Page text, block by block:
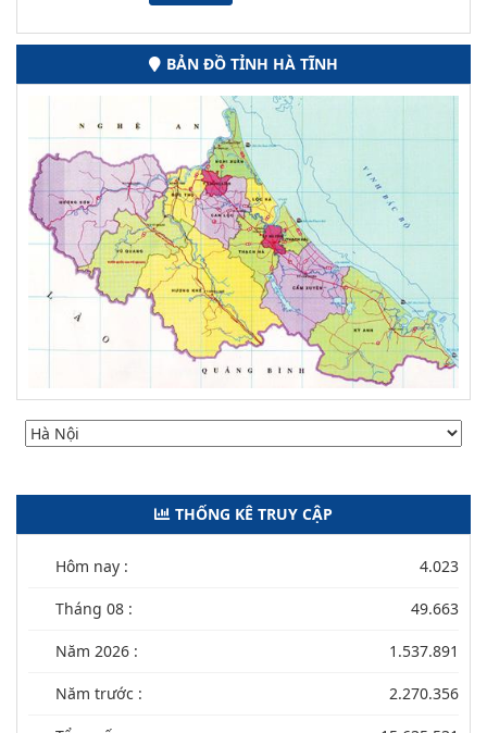
BẢN ĐỒ TỈNH HÀ TĨNH
THỐNG KÊ TRUY CẬP
Hôm nay : 4.023
Tháng 08 : 49.663
Năm 2026 : 1.537.891
Năm trước : 2.270.356